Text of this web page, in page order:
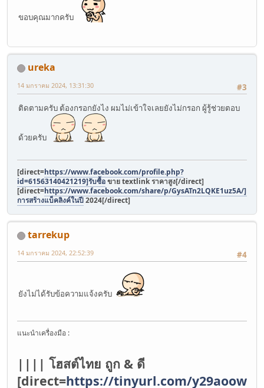
ขอบคุณมากครับ
ureka
#3
14 มกราคม 2024, 13:31:30
ติดตามครับ ต้องกรอกยังไง ผมไม่เข้าใจเลยยังไม่กรอก ผู้รู้ช่วยตอบ
ด้วยครับ
[direct=https://www.facebook.com/profile.php?
id=61563140421219]รับซื้อขาย textlink ราคาสูง[/direct]
[direct=https://www.facebook.com/share/p/GysATn2LQKE1uz5A/]เทค
การสร้างแบ็คลิงค์ในปี2024[/direct]
tarrekup
#4
14 มกราคม 2024, 22:52:39
ยังไม่ได้รับข้อความแจ้งครับ
แนะนำเครื่องมือ :
|||| โฮสต์ไทย ถูก & ดี
[direct=https://tinyurl.com/y29aoowv